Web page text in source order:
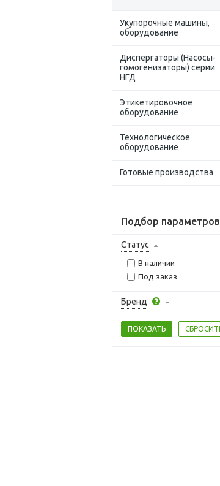
Укупорочные машины,
оборудование
Диспергаторы (Насосы-
гомогенизаторы) серии
НГД
Этикетировочное
оборудование
Технологическое
оборудование
Готовые производства
Подбор параметров
Статус
В наличии
Под заказ
Бренд